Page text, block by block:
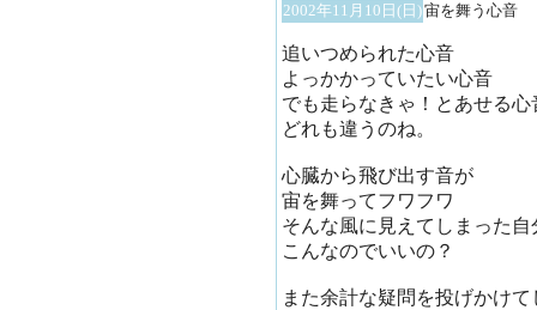
2002年11月10日(日)宙を舞う心音
追いつめられた心音
よっかかっていたい心音
でも走らなきゃ！とあせる心
どれも違うのね。
心臓から飛び出す音が
宙を舞ってフワフワ
そんな風に見えてしまった自
こんなのでいいの？
また余計な疑問を投げかけて